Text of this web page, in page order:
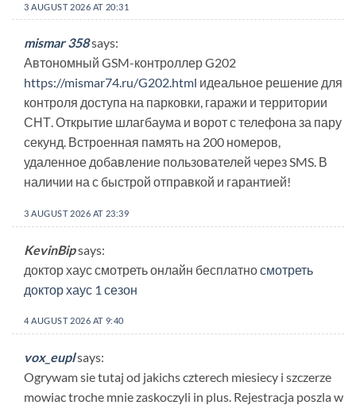
3 AUGUST 2026 AT 20:31
mismar 358says:
Автономный GSM-контроллер G202
https://mismar74.ru/G202.html идеальное решение для
контроля доступа на парковки, гаражи и территории
СНТ. Открытие шлагбаума и ворот с телефона за пару
секунд. Встроенная память на 200 номеров,
удаленное добавление пользователей через SMS. В
наличии на с быстрой отправкой и гарантией!
3 AUGUST 2026 AT 23:39
KevinBipsays:
доктор хаус смотреть онлайн бесплатносмотреть
доктор хаус 1 сезон
4 AUGUST 2026 AT 9:40
vox_euplsays:
Ogrywam sie tutaj od jakichs czterech miesiecy i szczerze
mowiac troche mnie zaskoczyli in plus. Rejestracja poszla w